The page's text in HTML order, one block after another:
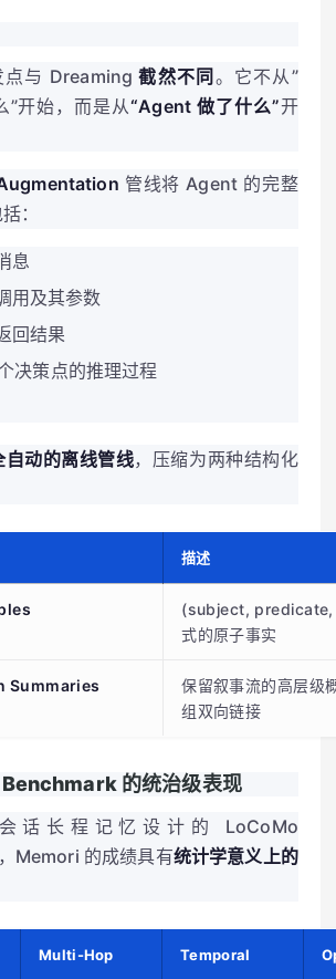
点与 Dreaming截然不同。它不从”
”开始，而是从“Agent 做了什么”开
管线将 Agent 的完整
：
息
用及其参数
回结果
决策点的推理过程
自动的离线管线，压缩为两种结构化
描述
(subject,
式的原子事实
Summaries
保留叙事流的高层级
组双向链接
的统治级表现
话长程记忆设计的 LoCoMo
Memori 的成绩具有统计学意义上的
Multi-Hop Temporal